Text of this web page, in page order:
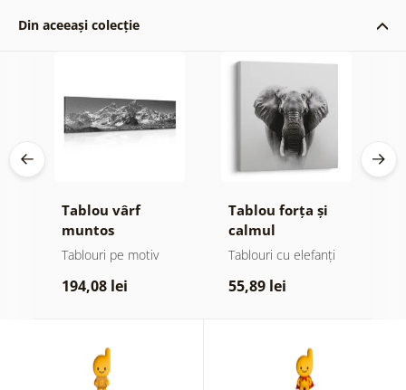
Din aceeași colecție
Tablou vârf
muntos
maiestuos alb-
Tablouri pe motiv
194,08 lei
Tablou forța și
calmul
elefantului
Tablouri cu elefanți
55,89 lei